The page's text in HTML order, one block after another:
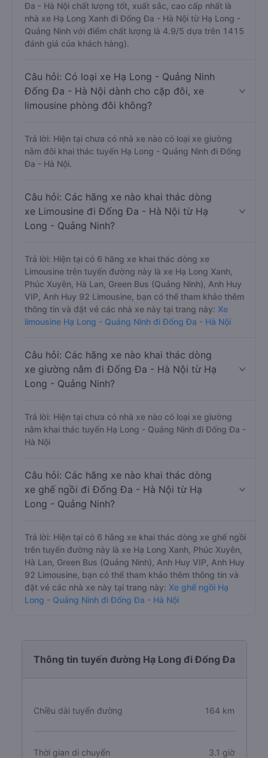
Đa - Hà Nội chất lượng tốt, xuất sắc, cao cấp nhất là
nhà xe Hạ Long Xanh đi Đống Đa - Hà Nội từ Hạ Long -
Quảng Ninh với điểm chất lượng là 4.9/5 dựa trên 1415
đánh giá của khách hàng).
Câu hỏi: Có loại xe Hạ Long - Quảng Ninh
Đống Đa - Hà Nội dành cho cặp đôi, xe
limousine phòng đôi không?
Trả lời: Hiện tại chưa có nhà xe nào có loại xe giường
nằm đôi khai thác tuyến Hạ Long - Quảng Ninh đi Đống
Đa - Hà Nội.
Câu hỏi: Các hãng xe nào khai thác dòng
xe Limousine đi Đống Đa - Hà Nội từ Hạ
Long - Quảng Ninh?
Trả lời: Hiện tại có 6 hãng xe khai thác dòng xe
Limousine trên tuyến đường này là xe Hạ Long Xanh,
Phúc Xuyên, Hà Lan, Green Bus (Quảng Ninh), Anh Huy
VIP, Anh Huy 92 Limousine, bạn có thể tham khảo thêm
thông tin và đặt vé các nhà xe này tại trang này: Xe
limousine Hạ Long - Quảng Ninh đi Đống Đa - Hà Nội
Câu hỏi: Các hãng xe nào khai thác dòng
xe giường nằm đi Đống Đa - Hà Nội từ Hạ
Long - Quảng Ninh?
Trả lời: Hiện tại chưa có nhà xe nào có loại xe giường
nằm khai thác tuyến Hạ Long - Quảng Ninh đi Đống Đa -
Hà Nội
Câu hỏi: Các hãng xe nào khai thác dòng
xe ghế ngồi đi Đống Đa - Hà Nội từ Hạ
Long - Quảng Ninh?
Trả lời: Hiện tại có 6 hãng xe khai thác dòng xe ghế ngồi
trên tuyến đường này là xe Hạ Long Xanh, Phúc Xuyên,
Hà Lan, Green Bus (Quảng Ninh), Anh Huy VIP, Anh Huy
92 Limousine, bạn có thể tham khảo thêm thông tin và
đặt vé các nhà xe này tại trang này: Xe ghế ngồi Hạ
Long - Quảng Ninh đi Đống Đa - Hà Nội
Thông tin tuyến đường Hạ Long đi Đống Đa
Chiều dài tuyến đường 164 km
Thời gian di chuyển 3.1 giờ